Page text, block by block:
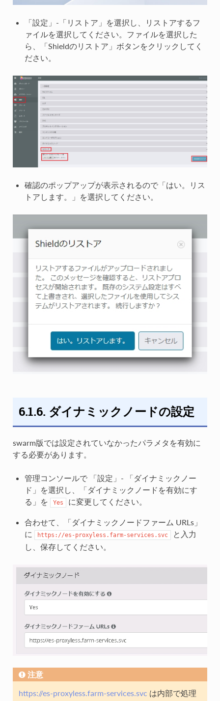
「設定」-「リストア」を選択し、リストアするフ
ァイルを選択してください。ファイルを選択した
ら、「Shieldのリストア」ボタンをクリックしてく
ださい。
確認のポップアップが表示されるので「はい。リス
トアします。」を選択してください。
6.1.6. ダイナミックノードの設定
swarm版では設定されていなかったパラメタを有効に
する必要があります。
管理コンソールで 「設定」- 「ダイナミックノー
ド」を選択し、「ダイナミックノードを有効にす
る」を
Yes に変更してください。
合わせて、「ダイナミックノードファーム URLs」
に
https://es-proxyless.farm-services.svc
と入力
し、保存してください。
注意
https://es-proxyless.farm-services.svc は内部で処理